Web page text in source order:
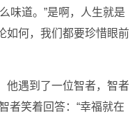
味道。”是啊，人生就是
如何，我们都要珍惜眼前
他遇到了一位智者，智者
者笑着回答：“幸福就在